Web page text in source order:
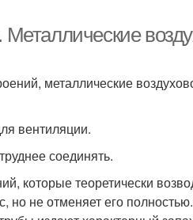
металлические
вентиляции.
соединять.
которые теоретически
но не отменяет его